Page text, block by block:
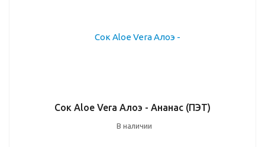
Сок Aloe Vera Алоэ - Ананас (ПЭТ)
В наличии